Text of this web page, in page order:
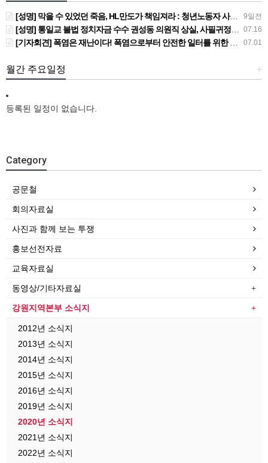
9일전
[성명] 막을 수 있었던 죽음, HL만도가 책임져라 : 청년노동자 사망사고의 철저한 진상규명과 재발방지 대책 마련하라
07.16
[성명] 통일교 불법 정치자금 수수 권성동 의원직 상실, 사필귀정이다
07.01
[기자회견] 폭염은 재난이다! 폭염으로부터 안전한 일터를 위한 민주노총 강원지역본부 폭염감시단 선포 기자회견
+
월간 주요일정
등록된 일정이 없습니다.
Category
공문철
회의자료실
사진과 함께 보는 투쟁
홍보선전자료
교육자료실
동영상/기타자료실
강원지역본부 소식지
2012년 소식지
2013년 소식지
2014년 소식지
2015년 소식지
2016년 소식지
2019년 소식지
2020년 소식지
2021년 소식지
2022년 소식지